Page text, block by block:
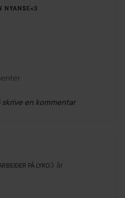
NYANSE<3
skrive en kommentar
PÅ LYKO
Butikkmedarbeider på Lyko.
3 år
Innlegget ble